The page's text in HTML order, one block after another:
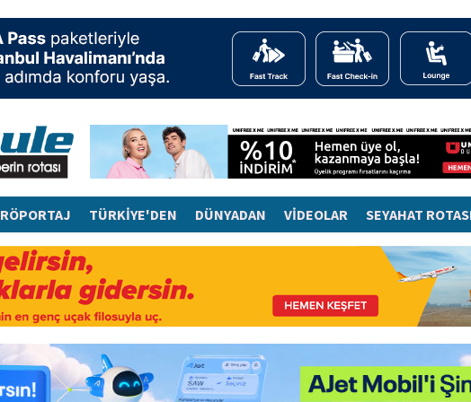
RÖPORTAJ TÜRKİYE'DEN DÜNYADAN VİDEOLAR SEYAHAT